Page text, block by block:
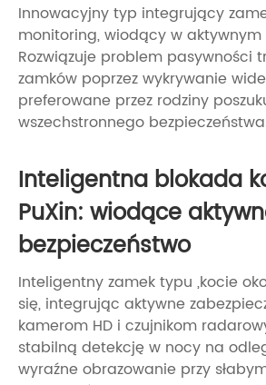
Innowacyjny typ integrujący
monitoring, wiodący w aktywnym
Rozwiązuje problem pasywności
zamków poprzez wykrywanie
preferowane przez rodziny
wszechstronnego
Inteligentna blokada
PuXin: wiodące
bezpieczeństwo
Inteligentny zamek typu „kocie
się, integrując aktywne
kamerom HD i czujnikom
stabilną detekcję w nocy na
wyraźne obrazowanie przy